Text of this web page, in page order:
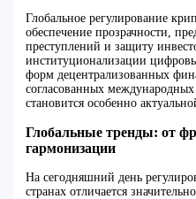
Глобальное регулирование
обеспечение прозрачности,
преступлений и защиту
институционализации
форм децентрализованных
согласованных
становится особенно
Глобальные тренды: от
гармонизации
На сегодняшний день
странах отличается